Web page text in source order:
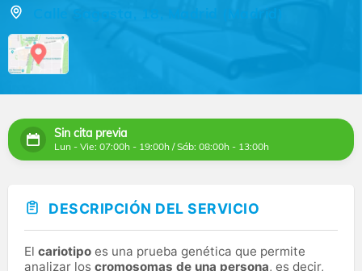
Calle Sagasta, 18, Madrid (Madrid)
Sin cita previa
Lun - Vie: 07:00h - 19:00h / Sáb: 08:00h - 13:00h
DESCRIPCIÓN DEL SERVICIO
El cariotipo es una prueba genética que permite
analizar los cromosomas de una persona, es decir,